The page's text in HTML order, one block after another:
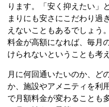
ります。「安く抑えたい」
まりにも安さにこだわり過
えないこともあるでしょう
料金が高額になれば、毎月
けられないということも考
月に何回通いたいのか、ど
か、施設やアメニティを利
で月額料金が変わることも